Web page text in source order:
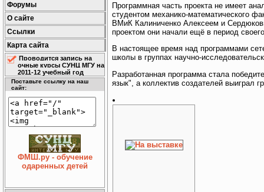
Форумы
О сайте
Ссылки
Карта сайта
Проводится запись на
очные курсы СУНЦ МГУ на
2011-12 учебный год
Поставьте ссылку на наш
сайт:
ФМШ.ру - обучение
одаренных детей
Программная часть проекта не имеет
студентом механико-математического
ВМиК Калиниченко Алексеем и
проектом они начали ещё в период
В настоящее время над программами
школы в группах научно-
Разработанная программа стала
язык", а коллектив создателей выиграл